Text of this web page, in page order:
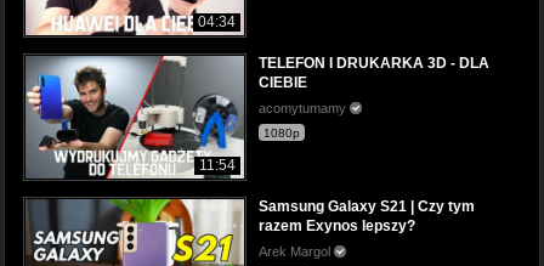
04:34
11:54
TELEFON I DRUKARKA 3D - DLA
CIEBIE
acomytumamy
1080p
Samsung Galaxy S21 | Czy tym
razem Exynos lepszy?
Arek Margol